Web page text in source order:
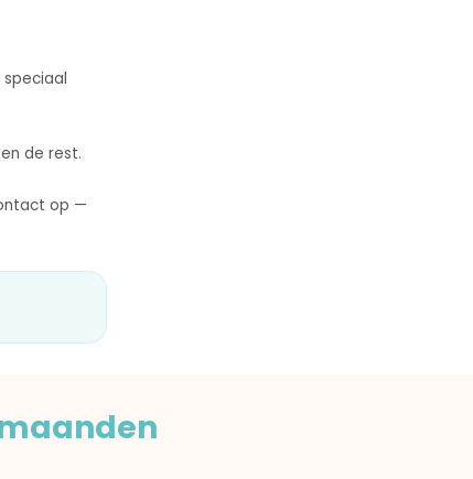
speciaal
de rest.
op —